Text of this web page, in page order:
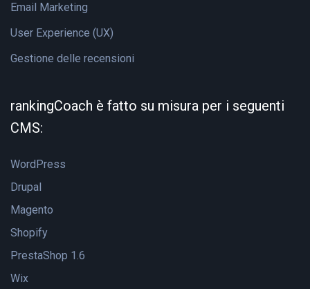
Email Marketing
User Experience (UX)
Gestione delle recensioni
rankingCoach è fatto su misura per i seguenti
CMS:
WordPress
Drupal
Magento
Shopify
PrestaShop 1.6
Wix